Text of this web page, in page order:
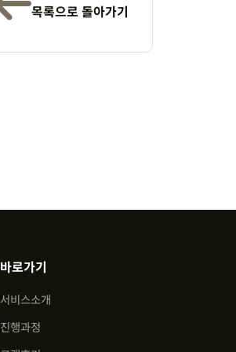
목록으로 돌아가기
바로가기
서비스소개
진행과정